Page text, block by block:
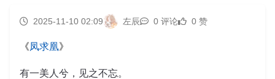
2025-11-10 02:09 左辰 0 评论 0 赞
《凤求凰》
有一美人兮，见之不忘。